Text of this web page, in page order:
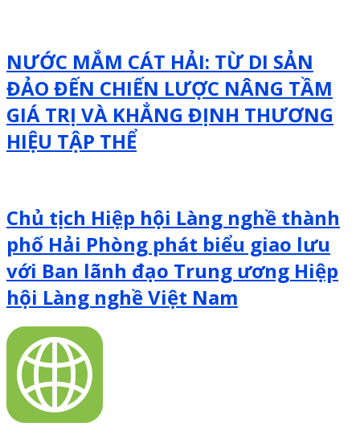
NƯỚC MẮM CÁT HẢI: TỪ DI SẢN
ĐẢO ĐẾN CHIẾN LƯỢC NÂNG TẦM
GIÁ TRỊ VÀ KHẲNG ĐỊNH THƯƠNG
HIỆU TẬP THỂ
Chủ tịch Hiệp hội Làng nghề thành
phố Hải Phòng phát biểu giao lưu
với Ban lãnh đạo Trung ương Hiệp
hội Làng nghề Việt Nam